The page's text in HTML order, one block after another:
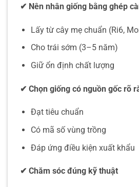
✔ Nên nhân giống bằng ghép
Lấy từ cây mẹ chuẩn (Ri6,
Cho trái sớm (3–5 năm)
Giữ ổn định chất lượng
✔ Chọn giống có nguồn gốc rõ
Đạt tiêu chuẩn
Có mã số vùng trồng
Đáp ứng điều kiện xuất khẩu
✔ Chăm sóc đúng kỹ thuật